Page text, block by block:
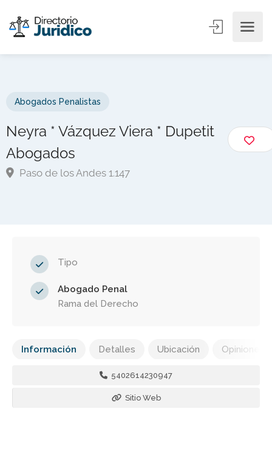
Abogados Penalistas
Neyra * Vázquez Viera * Dupetit
Abogados
Paso de los Andes 1.147
Tipo
Abogado Penal
Rama del Derecho
Información Detalles Ubicación Opiniones
5402614230947
Sitio Web